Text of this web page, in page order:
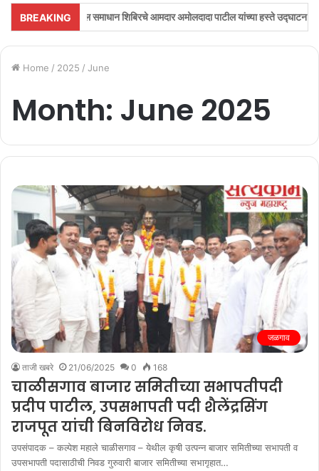
BREAKING
समाधान शिबिरचे आमदार अमोलदादा पाटील यांच्या हस्ते उद्घाटन..! भडगावात
Home / 2025 / June
Month: June 2025
जळगाव
ताजी खबरे 21/06/2025 0 168
चाळीसगाव बाजार समितीच्या सभापतीपदी
प्रदीप पाटील, उपसभापती पदी शैलेंद्रसिंग
राजपूत यांची बिनविरोध निवड.
उपसंपादक – कल्पेश महाले चाळीसगाव – येथील कृषी उत्पन्न बाजार समितीच्या सभापती व
उपसभापती पदासाठीची निवड गुरुवारी बाजार समितीच्या सभागृहात…